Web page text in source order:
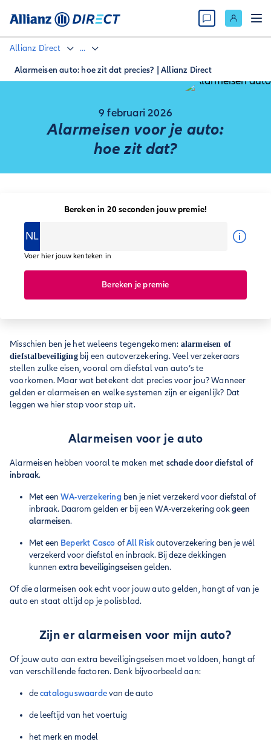
Allianz Direct ...
Alarmeisen auto: hoe zit dat precies? | Allianz Direct
9 februari 2026
Alarmeisen voor je auto:
hoe zit dat?
Bereken in 20 seconden jouw premie!
NL
Voer hier jouw kenteken in
Bereken je premie
Misschien ben je het weleens tegengekomen: alarmeisen of
diefstalbeveiligingbij een autoverzekering. Veel verzekeraars
stellen zulke eisen, vooral om diefstal van auto’s te
voorkomen. Maar wat betekent dat precies voor jou? Wanneer
gelden er alarmeisen en welke systemen zijn er eigenlijk? Dat
leggen we hier stap voor stap uit.
Alarmeisen voor je auto
Alarmeisen hebben vooral te maken met schade door diefstal of
inbraak.
Met een WA-verzekering ben je niet verzekerd voor diefstal of
inbraak. Daarom gelden er bij een WA-verzekering ookgeen
alarmeisen.
Met een Beperkt Casco ofAll Riskautoverzekering ben je wél
verzekerd voor diefstal en inbraak. Bij deze dekkingen
kunnen extra beveiligingseisen gelden.
Of die alarmeisen ook echt voor jouw auto gelden, hangt af van je
auto en staat altijd op je polisblad.
Zijn er alarmeisen voor mijn auto?
Of jouw auto aan extra beveiligingseisen moet voldoen, hangt af
van verschillende factoren. Denk bijvoorbeeld aan:
decataloguswaardevan de auto
de leeftijd van het voertuig
het merk en model